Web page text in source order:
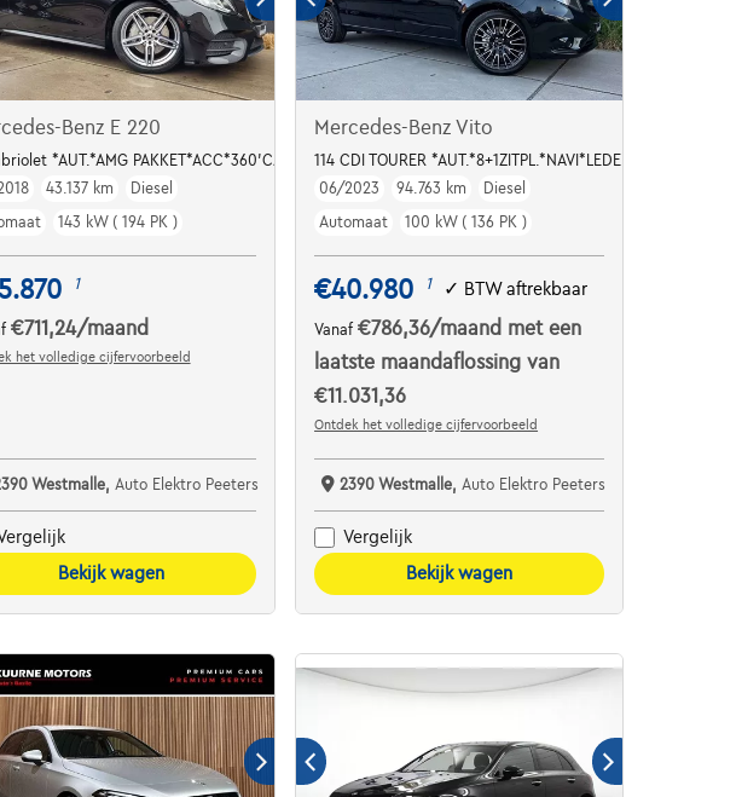
Benz E 220
*AUT.*AMG PAKKET*ACC*360'CAMERA*
43.137 km
Diesel
143 kW ( 194 PK )
1
€711,24/maand
het volledige cijfervoorbeeld
Westmalle, Auto Elektro Peeters
Bekijk wagen
Mercedes-Benz Vito
114 CDI TOURER *AUT.*8+1ZITPL.*NAVI*LEDER*BLUETOOTH
06/2023
94.763 km
Diesel
Automaat
100 kW ( 136 PK )
€40.980 1 ✓ BTW aftrekbaar
Vanaf€786,36/maand met een
laatste maandaflossing van
€11.031,36
Ontdek het volledige cijfervoorbeeld
2390 Westmalle, Auto Elektro Peeters
Vergelijk
Bekijk wagen